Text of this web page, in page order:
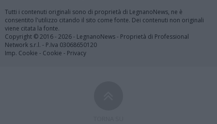
Tutti i contenuti originali sono di proprietà di LegnanoNews, ne è
consentito l'utilizzo citando il sito come fonte. Dei contenuti non originali
viene citata la fonte.
Copyright © 2016 - 2026 - LegnanoNews - Proprietà di Professional
Network s.r.l. - P.Iva 03068650120
Imp. Cookie - Cookie - Privacy